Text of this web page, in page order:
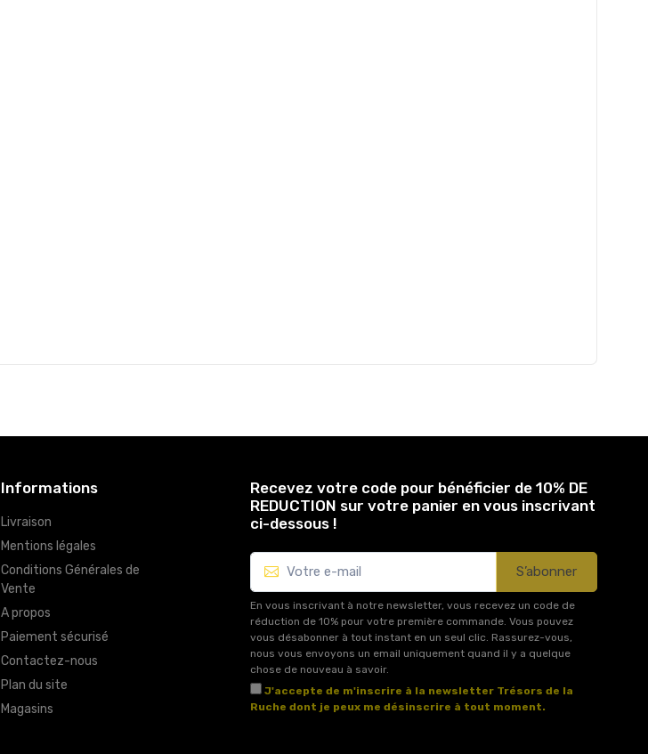
Informations
Livraison
Mentions légales
Conditions Générales de
Vente
A propos
Paiement sécurisé
Contactez-nous
Plan du site
Magasins
Recevez votre code pour bénéficier de 10% DE
REDUCTION sur votre panier en vous inscrivant
ci-dessous !
S’abonner
En vous inscrivant à notre newsletter, vous recevez un code de
réduction de 10% pour votre première commande. Vous pouvez
vous désabonner à tout instant en un seul clic. Rassurez-vous,
nous vous envoyons un email uniquement quand il y a quelque
chose de nouveau à savoir.
J'accepte de m'inscrire à la newsletter Trésors de la
Ruche dont je peux me désinscrire à tout moment.